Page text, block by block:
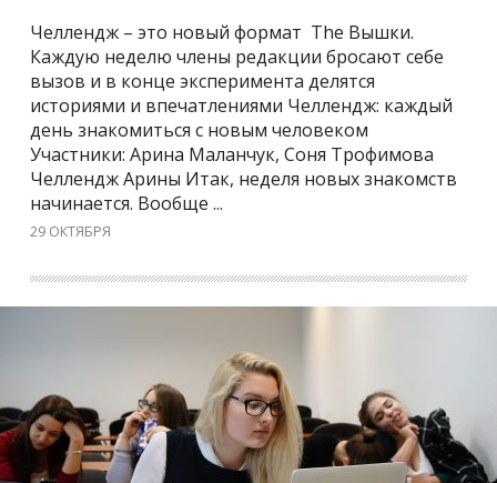
Челлендж – это новый формат The Вышки.
Каждую неделю члены редакции бросают себе
вызов и в конце эксперимента делятся
историями и впечатлениями Челлендж: каждый
день знакомиться с новым человеком
Участники: Арина Маланчук, Соня Трофимова
Челлендж Арины Итак, неделя новых знакомств
начинается. Вообще ...
29 ОКТЯБРЯ